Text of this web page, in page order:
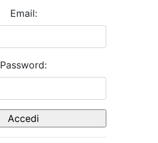
Email:
Password: